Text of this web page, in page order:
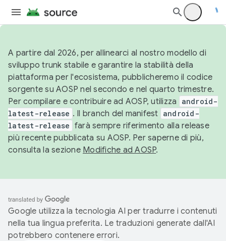
A partire dal 2026, per allinearci al nostro modello di
sviluppo trunk stabile e garantire la stabilità della
piattaforma per l'ecosistema, pubblicheremo il codice
sorgente su AOSP nel secondo e nel quarto trimestre.
Per compilare e contribuire ad AOSP, utilizza
android-
latest-release . Il branch del manifest android-
latest-release farà sempre riferimento alla release
più recente pubblicata su AOSP. Per saperne di più,
consulta la sezione Modifiche ad AOSP.
Google utilizza la tecnologia AI per tradurre i contenuti
nella tua lingua preferita. Le traduzioni generate dall'AI
potrebbero contenere errori.